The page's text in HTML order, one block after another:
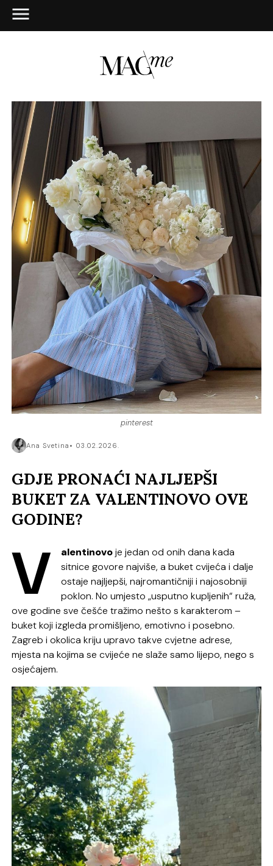
pinterest
Ana Svetina 03.02.2026.
GDJE PRONAĆI NAJLJEPŠI
BUKET ZA VALENTINOVO OVE
GODINE?
V alentinovoje jedan od onih dana kada
sitnice govore najviše, a buket cvijeća i dalje
ostaje najljepši, najromantičniji i najosobniji
poklon. No umjesto „usputno kupljenih“ ruža,
ove godine sve češće tražimo nešto s karakterom –
buket koji izgleda promišljeno, emotivno i posebno.
Zagreb i okolica kriju upravo takve cvjetne adrese,
mjesta na kojima se cvijeće ne slaže samo lijepo, nego s
osjećajem.